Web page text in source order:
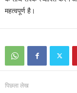
महत्‍वपूर्ण है।
पिछला लेख